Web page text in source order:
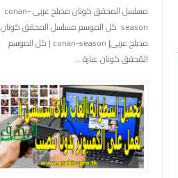
مسلسل المحقق كونان مدبلج عربى conan-
season كل الموسم مسلسل المحقق كونان
مدبلج عربى| conan-season | كل الموسم
المُحقق كونان عبارة ...